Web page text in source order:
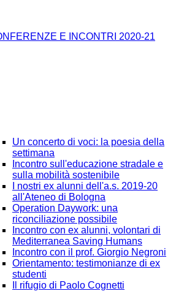
E INCONTRI 2020-21
Un concerto di voci: la poesia della
settimana
Incontro sull'educazione stradale e
sulla mobilità sostenibile
I nostri ex alunni dell'a.s. 2019-20
all'Ateneo di Bologna
Operation Daywork: una
riconciliazione possibile
Incontro con ex alunni, volontari di
Mediterranea Saving Humans
Incontro con il prof. Giorgio Negroni
Orientamento: testimonianze di ex
studenti
Il rifugio di Paolo Cognetti